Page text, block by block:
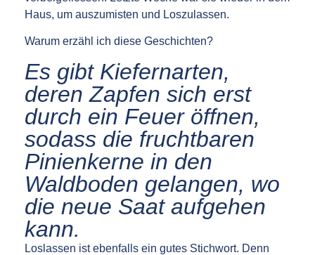
Haus, um auszumisten und Loszulassen.
Warum erzähl ich diese Geschichten?
Es gibt Kiefernarten,
deren Zapfen sich erst
durch ein Feuer öffnen,
sodass die fruchtbaren
Pinienkerne in den
Waldboden gelangen, wo
die neue Saat aufgehen
kann.
Loslassen ist ebenfalls ein gutes Stichwort. Denn